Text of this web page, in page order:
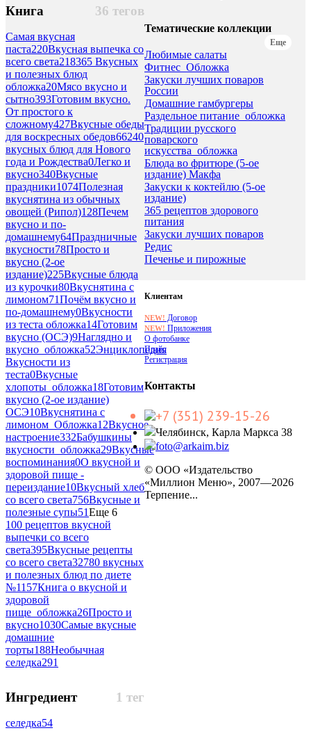
36 тегов
Книга
Самая вкусная
паста220Вкусная выпечка со
всего света218365 Вкусных
и полезных блюд
обложка20Мясо вкусно и
сытно393Готовим вкусно.
От простого к
сложному427Вкусные обеды
для воскресных обедов66240
вкусных блюд для Нового
года и Рождества0Легко и
вкусно340Вкусные
праздники1074Полезная
вкуснятина из обычных
овощей (Рипол)128Печем
вкусно и по-
домашнему64Праздничные
вкусности78Просто и
вкусно (2-ое
издание)225Вкусные блюда
из курочки80Вкуснятина с
лимоном71Почём вкусно и
по-домашнему0Вкусности
из теста обложка14Готовим
вкусно (ОСЭ)9Наглядно и
вкусно_обложка52Энциклопедия
Вкусности из
теста0Вкусные
хлопоты_обложка18Готовим
вкусно (2-ое издание)
ОСЭ10Вкуснятина с
лимоном_Обложка12Вкусное
настроение332Бабушкины
вкусности_обложка29Вкусные
воспоминания0О вкусной и
здоровой пище -
переиздание10Вкусный хлеб
со всего света756Вкусные и
полезные супы51Еще 6
100 рецептов вкусной
выпечки со всего
света395Вкусные рецепты
со всего света32780 вкусных
и полезных блюд по диете
№1157Книга о вкусной и
здоровой
пище_обложка26Просто и
вкусно1030Самые вкусные
домашние
торты188Необычная
селедка291
1 тег
Ингредиент
селедка54
Тематические коллекции
Еще
Любимые салаты
Фитнес_Обложка
Закуски лучших поваров
России
Домашние гамбургеры
Раздельное питание_обложка
Традиции русского
поварского
искусства_обложка
Блюда во фритюре (5-ое
издание) Макфа
Закуски к коктейлю (5-ое
издание)
365 рецептов здорового
питания
Закуски лучших поваров
Редис
Печенье и пирожные
Клиентам
NEW! Договор
NEW! Приложения
О фотобанке
Прайс
Регистрация
Контакты
+7 (351) 239-15-26
Челябинск, Карла Маркса 38
foto@arkaim.biz
© ООО «Издательство
«Миллион Меню», 2007—2026
Терпение...